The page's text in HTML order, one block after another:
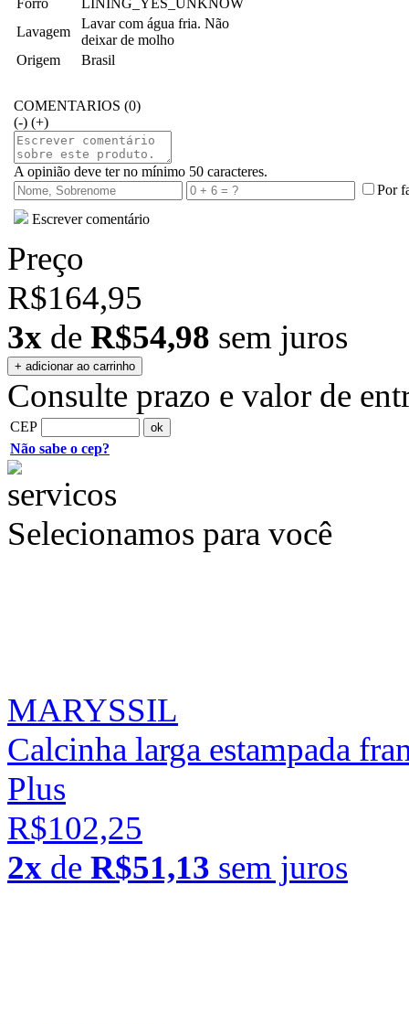
Forro
LINING_YES_UNKNOW
Lavagem
Lavar com água fria. Não
deixar de molho
Origem
Brasil
COMENTARIOS (0)
(-) (+)
A opinião deve ter no mínimo 50 caracteres.
Por
Escrever comentário
Preço
R$164,95
3x de R$54,98 sem juros
Consulte prazo e valor de
CEP
Não sabe o cep?
Selecionamos para você
MARYSSIL
Calcinha larga estampada
Plus
R$102,25
2x de R$51,13 sem juros